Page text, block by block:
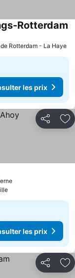
Rotterdam
Rotterdam - La Haye
les prix
Partager
les prix
Partager